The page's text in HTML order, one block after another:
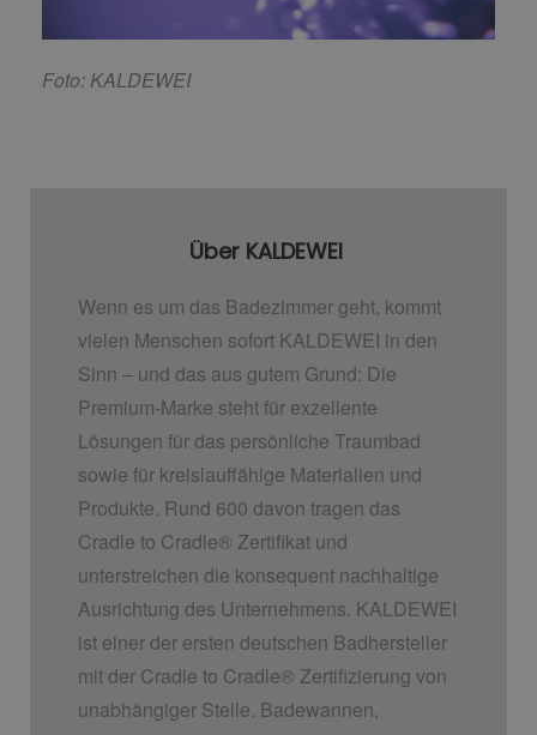
Foto: KALDEWEI
Über KALDEWEI
Wenn es um das Badezimmer geht, kommt
vielen Menschen sofort KALDEWEI in den
Sinn – und das aus gutem Grund: Die
Premium-Marke steht für exzellente
Lösungen für das persönliche Traumbad
sowie für kreislauffähige Materialien und
Produkte. Rund 600 davon tragen das
Cradle to Cradle® Zertifikat und
unterstreichen die konsequent nachhaltige
Ausrichtung des Unternehmens. KALDEWEI
ist einer der ersten deutschen Badhersteller
mit der Cradle to Cradle® Zertifizierung von
unabhängiger Stelle. Badewannen,